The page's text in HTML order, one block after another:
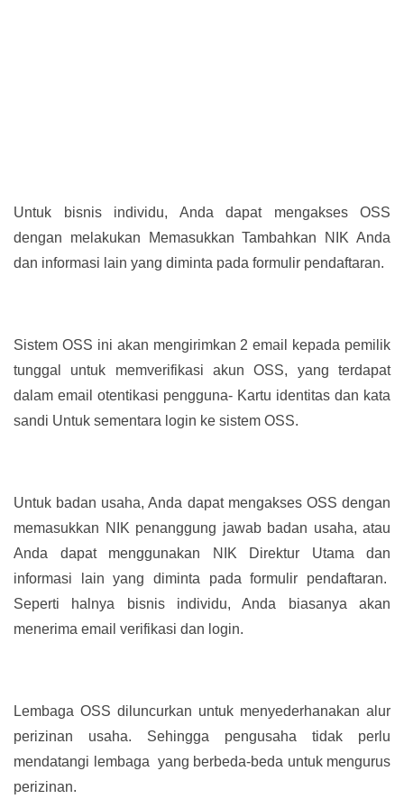
Untuk bisnis individu, Anda dapat mengakses OSS
dengan melakukan Memasukkan Tambahkan NIK Anda
dan informasi lain yang diminta pada formulir pendaftaran.
Sistem OSS ini akan mengirimkan 2 email kepada pemilik
tunggal untuk memverifikasi akun OSS, yang terdapat
dalam email otentikasi pengguna- Kartu identitas dan kata
sandi Untuk sementara login ke sistem OSS.
Untuk badan usaha, Anda dapat mengakses OSS dengan
memasukkan NIK penanggung jawab badan usaha, atau
Anda dapat menggunakan NIK Direktur Utama dan
informasi lain yang diminta pada formulir pendaftaran.
Seperti halnya bisnis individu, Anda biasanya akan
menerima email verifikasi dan login.
Lembaga OSS diluncurkan untuk menyederhanakan alur
perizinan usaha. Sehingga pengusaha tidak perlu
mendatangi lembaga yang berbeda-beda untuk mengurus
perizinan.